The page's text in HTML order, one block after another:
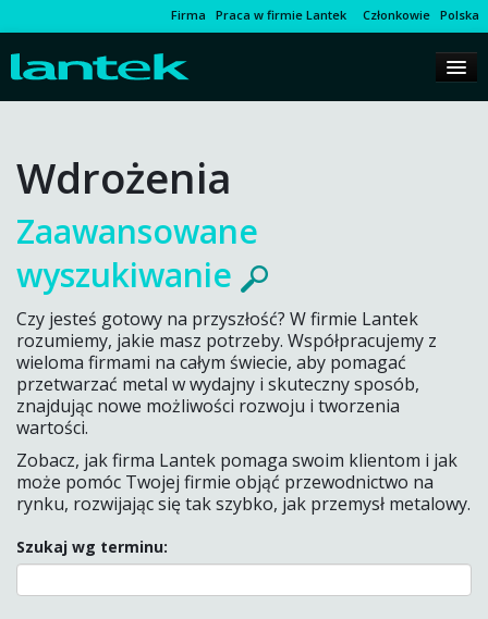
Firma Praca w firmie Lantek Członkowie Polska
Wdrożenia
Zaawansowane
wyszukiwanie
Czy jesteś gotowy na przyszłość? W firmie Lantek
rozumiemy, jakie masz potrzeby. Współpracujemy z
wieloma firmami na całym świecie, aby pomagać
przetwarzać metal w wydajny i skuteczny sposób,
znajdując nowe możliwości rozwoju i tworzenia
wartości.
Zobacz, jak firma Lantek pomaga swoim klientom i jak
może pomóc Twojej firmie objąć przewodnictwo na
rynku, rozwijając się tak szybko, jak przemysł metalowy.
Szukaj wg terminu: